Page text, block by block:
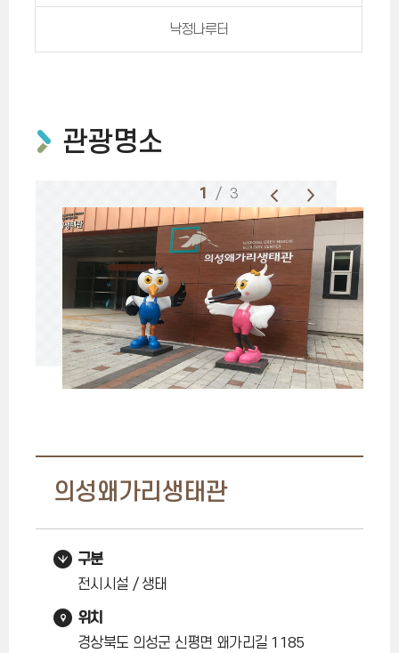
낙정나루터
관광명소
1 / 3
의성왜가리생태관
구분
전시시설 / 생태
위치
경상북도 의성군 신평면 왜가리길 1185